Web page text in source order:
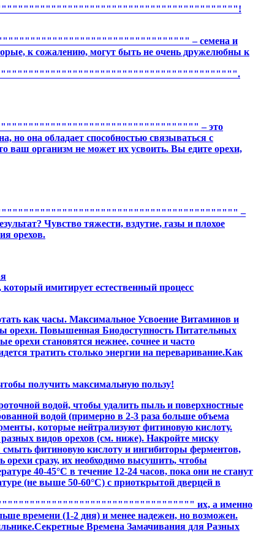
– семена и
к сожалению, могут быть не очень дружелюбны к
– это
но она обладает способностью связываться с
ваш организм не может их усвоить. Вы едите орехи,
–
Чувство тяжести, вздутие, газы и плохое
орехов.
имитирует естественный процесс
как часы. Максимальное Усвоение Витаминов и
орехи. Повышенная Биодоступность Питательных
становятся нежнее, сочнее и часто
тратить столько энергии на переваривание.Как
получить максимальную пользу!
водой, чтобы удалить пыль и поверхностные
водой (примерно в 2-3 раза больше объема
которые нейтрализуют фитиновую кислоту.
видов орехов (см. ниже). Накройте миску
фитиновую кислоту и ингибиторы ферментов,
сразу, их необходимо высушить, чтобы
40-45°C в течение 12-24 часов, пока они не станут
(не выше 50-60°C) с приоткрытой дверцей в
их, а именно
времени (1-2 дня) и менее надежен, но возможен.
Времена Замачивания для Разных